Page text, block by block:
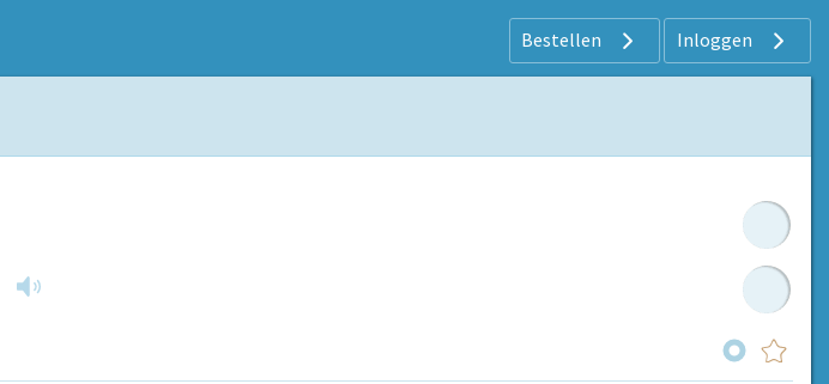
Bestellen Inloggen